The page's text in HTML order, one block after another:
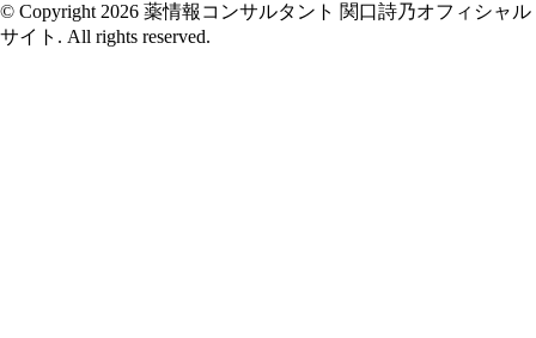
© Copyright 2026 薬情報コンサルタント 関口詩乃オフィシャル
サイト. All rights reserved.